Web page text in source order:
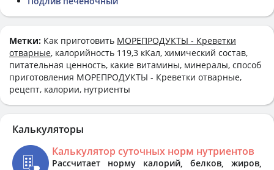
Метки: Как приготовить МОРЕПРОДУКТЫ - Креветки
отварные, калорийность 119,3 кКал, химический состав,
питательная ценность, какие витамины, минералы, способ
приготовления МОРЕПРОДУКТЫ - Креветки отварные,
рецепт, калории, нутриенты
Калькуляторы
Калькулятор суточных норм нутриентов
Рассчитает норму калорий, белков, жиров,